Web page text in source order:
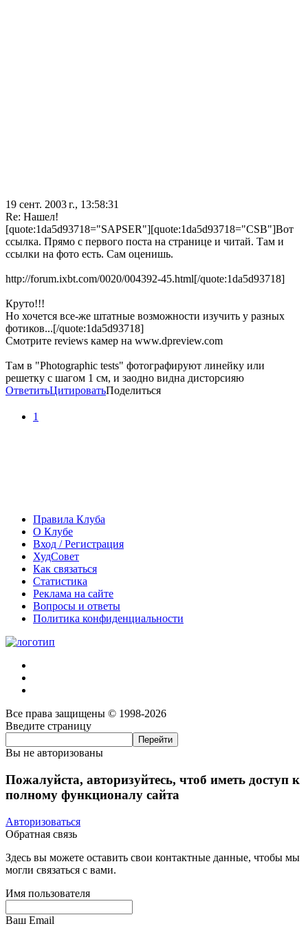
19 сент. 2003 г., 13:58:31
Re: Нашел!
[quote:1da5d93718="SAPSER"][quote:1da5d93718="CSB"]Вот
ссылка. Прямо с первого поста на странице и читай. Там и
ссылки на фото есть. Сам оценишь.
http://forum.ixbt.com/0020/004392-45.html[/quote:1da5d93718]
Круто!!!
Но хочется все-же штатные возможности изучить у разных
фотиков...[/quote:1da5d93718]
Смотрите reviews камер на www.dpreview.com
Там в "Photographic tests" фотографируют линейку или
решетку с шагом 1 см, и заодно видна дисторсияю
ОтветитьЦитироватьПоделиться
1
Правила Клуба
О Клубе
Вход / Регистрация
ХудСовет
Как связаться
Статистика
Реклама на сайте
Вопросы и ответы
Политика конфиденциальности
Все права защищены © 1998-2026
Введите страницу
Вы не авторизованы
Пожалуйста, авторизуйтесь, чтоб иметь доступ к
полному функционалу сайта
Авторизоваться
Обратная связь
Здесь вы можете оставить свои контактные данные, чтобы мы
могли связаться с вами.
Имя пользователя
Ваш Email